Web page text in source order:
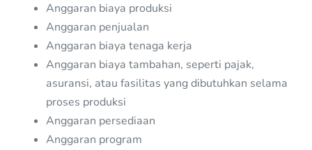
Anggaran biaya produksi
Anggaran penjualan
Anggaran biaya tenaga kerja
Anggaran biaya tambahan, seperti pajak,
asuransi, atau fasilitas yang dibutuhkan selama
proses produksi
Anggaran persediaan
Anggaran program